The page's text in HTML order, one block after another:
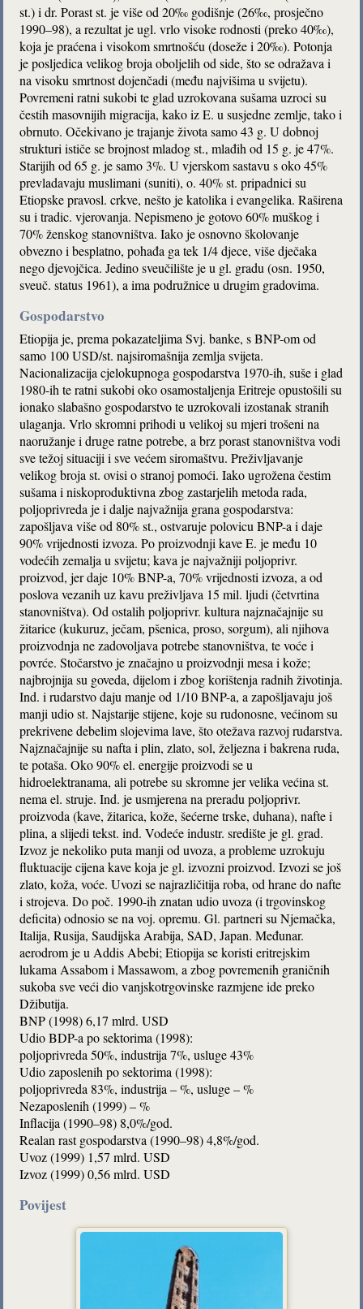
st.) i dr. Porast st. je više od 20‰ godišnje (26‰, prosječno
1990–98), a rezultat je ugl. vrlo visoke rodnosti (preko 40‰),
koja je praćena i visokom smrtnošću (doseže i 20‰). Potonja
je posljedica velikog broja oboljelih od side, što se odražava i
na visoku smrtnost dojenčadi (među najvišima u svijetu).
Povremeni ratni sukobi te glad uzrokovana sušama uzroci su
čestih masovnijih migracija, kako iz E. u susjedne zemlje, tako i
obrnuto. Očekivano je trajanje života samo 43 g. U dobnoj
strukturi ističe se brojnost mladog st., mlađih od 15 g. je 47%.
Starijih od 65 g. je samo 3%. U vjerskom sastavu s oko 45%
prevladavaju muslimani (suniti), o. 40% st. pripadnici su
Etiopske pravosl. crkve, nešto je katolika i evangelika. Raširena
su i tradic. vjerovanja. Nepismeno je gotovo 60% muškog i
70% ženskog stanovništva. Iako je osnovno školovanje
obvezno i besplatno, pohađa ga tek 1/4 djece, više dječaka
nego djevojčica. Jedino sveučilište je u gl. gradu (osn. 1950,
sveuč. status 1961), a ima podružnice u drugim gradovima.
Gospodarstvo
Etiopija je, prema pokazateljima Svj. banke, s BNP-om od
samo 100 USD/st. najsiromašnija zemlja svijeta.
Nacionalizacija cjelokupnoga gospodarstva 1970-ih, suše i glad
1980-ih te ratni sukobi oko osamostaljenja Eritreje opustošili su
ionako slabašno gospodarstvo te uzrokovali izostanak stranih
ulaganja. Vrlo skromni prihodi u velikoj su mjeri trošeni na
naoružanje i druge ratne potrebe, a brz porast stanovništva vodi
sve težoj situaciji i sve većem siromaštvu. Preživljavanje
velikog broja st. ovisi o stranoj pomoći. Iako ugrožena čestim
sušama i niskoproduktivna zbog zastarjelih metoda rada,
poljoprivreda je i dalje najvažnija grana gospodarstva:
zapošljava više od 80% st., ostvaruje polovicu BNP-a i daje
90% vrijednosti izvoza. Po proizvodnji kave E. je među 10
vodećih zemalja u svijetu; kava je najvažniji poljoprivr.
proizvod, jer daje 10% BNP-a, 70% vrijednosti izvoza, a od
poslova vezanih uz kavu preživljava 15 mil. ljudi (četvrtina
stanovništva). Od ostalih poljoprivr. kultura najznačajnije su
žitarice (kukuruz, ječam, pšenica, proso, sorgum), ali njihova
proizvodnja ne zadovoljava potrebe stanovništva, te voće i
povrće. Stočarstvo je značajno u proizvodnji mesa i kože;
najbrojnija su goveda, dijelom i zbog korištenja radnih životinja.
Ind. i rudarstvo daju manje od 1/10 BNP-a, a zapošljavaju još
manji udio st. Najstarije stijene, koje su rudonosne, većinom su
prekrivene debelim slojevima lave, što otežava razvoj rudarstva.
Najznačajnije su nafta i plin, zlato, sol, željezna i bakrena ruda,
te potaša. Oko 90% el. energije proizvodi se u
hidroelektranama, ali potrebe su skromne jer velika većina st.
nema el. struje. Ind. je usmjerena na preradu poljoprivr.
proizvoda (kave, žitarica, kože, šećerne trske, duhana), nafte i
plina, a slijedi tekst. ind. Vodeće industr. središte je gl. grad.
Izvoz je nekoliko puta manji od uvoza, a probleme uzrokuju
fluktuacije cijena kave koja je gl. izvozni proizvod. Izvozi se još
zlato, koža, voće. Uvozi se najrazličitija roba, od hrane do nafte
i strojeva. Do poč. 1990-ih znatan udio uvoza (i trgovinskog
deficita) odnosio se na voj. opremu. Gl. partneri su Njemačka,
Italija, Rusija, Saudijska Arabija, SAD, Japan. Međunar.
aerodrom je u Addis Abebi; Etiopija se koristi eritrejskim
lukama Assabom i Massawom, a zbog povremenih graničnih
sukoba sve veći dio vanjskotrgovinske razmjene ide preko
Džibutija.
BNP (1998) 6,17 mlrd. USD
Udio BDP-a po sektorima (1998):
poljoprivreda 50%, industrija 7%, usluge 43%
Udio zaposlenih po sektorima (1998):
poljoprivreda 83%, industrija – %, usluge – %
Nezaposlenih (1999) – %
Inflacija (1990–98) 8,0%/god.
Realan rast gospodarstva (1990–98) 4,8%/god.
Uvoz (1999) 1,57 mlrd. USD
Izvoz (1999) 0,56 mlrd. USD
Povijest